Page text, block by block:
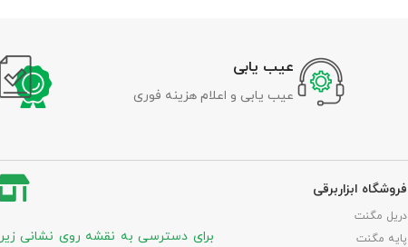
عیب یابی
عیب یابی و اعلام هزینه فوری
فروشگاه ابزاربرقی
دریل مگنت
پایه مگنت
برای دسترسی به نقشه روی نشانی زیر